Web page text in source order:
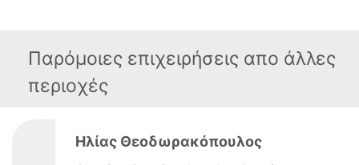
Παρόμοιες επιχειρήσεις απο άλλες
περιοχές
Ηλίας Θεοδωρακόπουλος